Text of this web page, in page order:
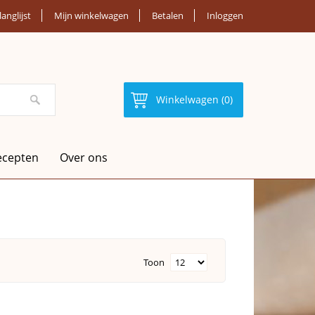
Mijn winkelwagen Betalen Inloggen
Winkelwagen (0)
Over ons
Toon